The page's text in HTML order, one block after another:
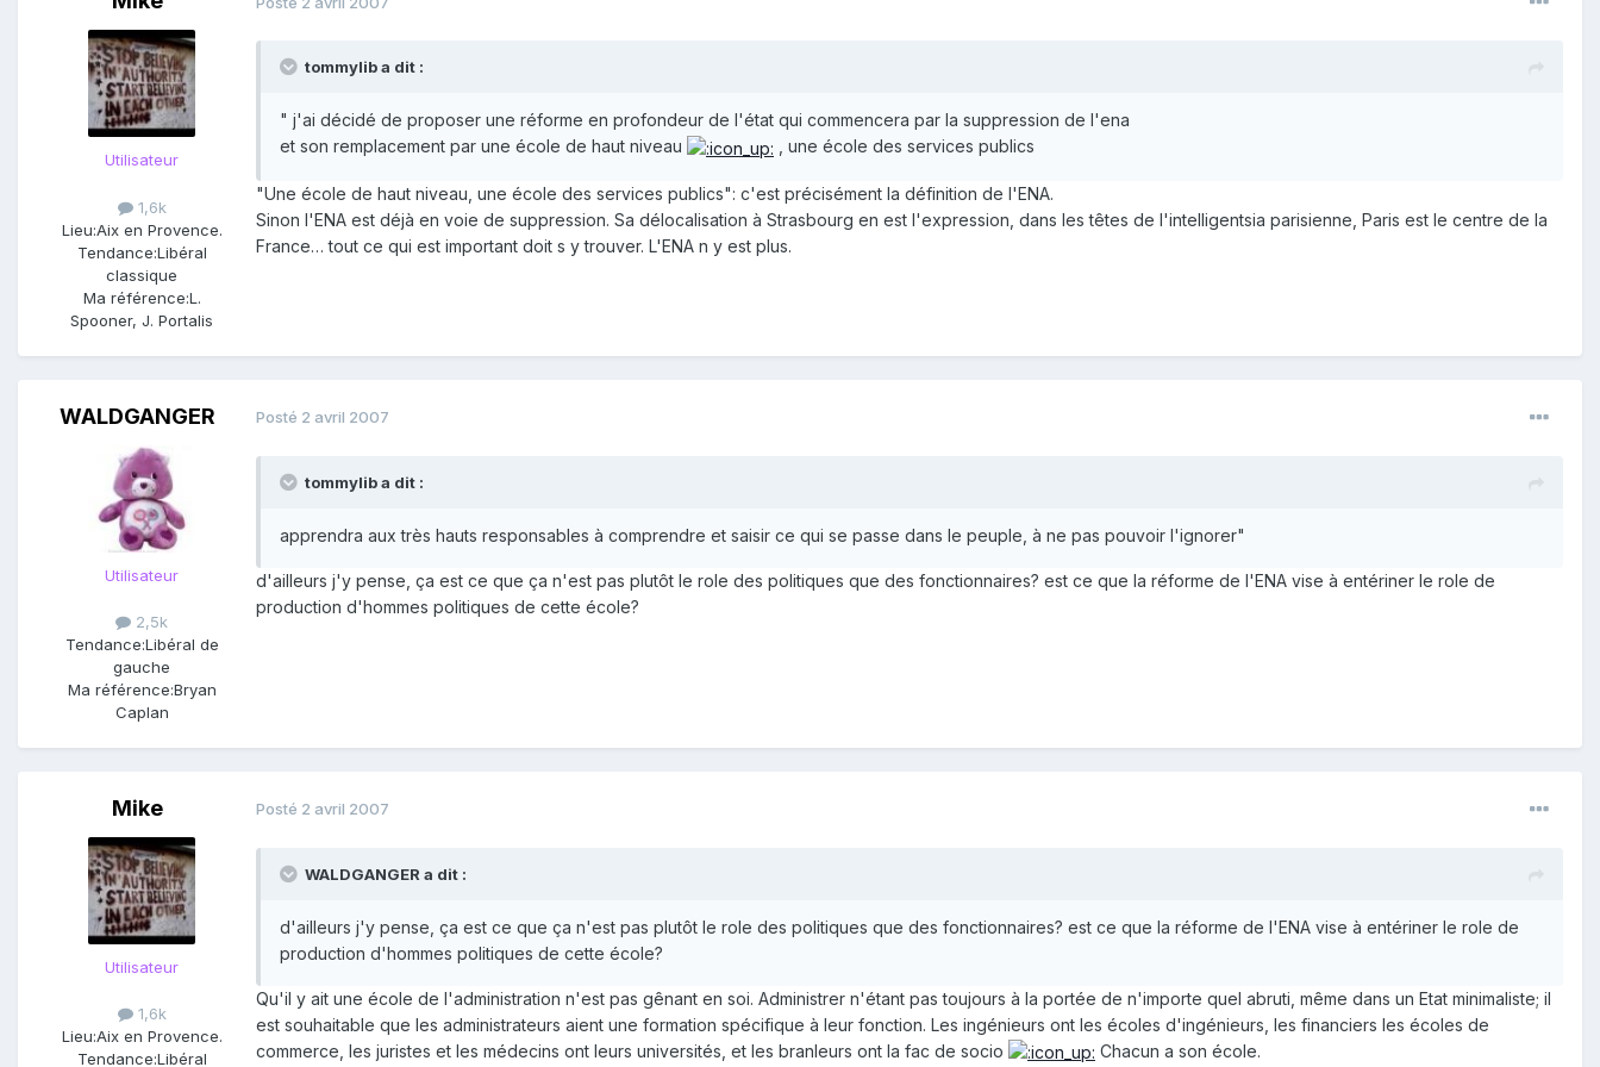
Utilisateur
1,6k
Lieu:Aix en Provence.
Tendance:Libéral
classique
Ma référence:L.
Spooner, J. Portalis
tommylib a dit :
" j'ai décidé de proposer une réforme en profondeur de l'état qui commencera par la suppression de l'ena
et son remplacement par une école de haut niveau
, une école des services publics
"Une école de haut niveau, une école des services publics": c'est précisément la définition de l'ENA.
Sinon l'ENA est déjà en voie de suppression. Sa délocalisation à Strasbourg en est l'expression, dans les têtes de l'intelligentsia parisienne, Paris est le centre de la
France… tout ce qui est important doit s y trouver. L'ENA n y est plus.
WALDGANGER
Utilisateur
2,5k
Tendance:Libéral de
gauche
Ma référence:Bryan
Caplan
Posté 2 avril 2007
tommylib a dit :
apprendra aux très hauts responsables à comprendre et saisir ce qui se passe dans le peuple, à ne pas pouvoir l'ignorer"
d'ailleurs j'y pense, ça est ce que ça n'est pas plutôt le role des politiques que des fonctionnaires? est ce que la réforme de l'ENA vise à entériner le role de
production d'hommes politiques de cette école?
Mike
Utilisateur
1,6k
Lieu:Aix en Provence.
Tendance:Libéral
Posté 2 avril 2007
WALDGANGER a dit :
d'ailleurs j'y pense, ça est ce que ça n'est pas plutôt le role des politiques que des fonctionnaires? est ce que la réforme de l'ENA vise à entériner le role de
production d'hommes politiques de cette école?
Qu'il y ait une école de l'administration n'est pas gênant en soi. Administrer n'étant pas toujours à la portée de n'importe quel abruti, même dans un Etat minimaliste; il
est souhaitable que les administrateurs aient une formation spécifique à leur fonction. Les ingénieurs ont les écoles d'ingénieurs, les financiers les écoles de
commerce, les juristes et les médecins ont leurs universités, et les branleurs ont la fac de socio
Chacun a son école.